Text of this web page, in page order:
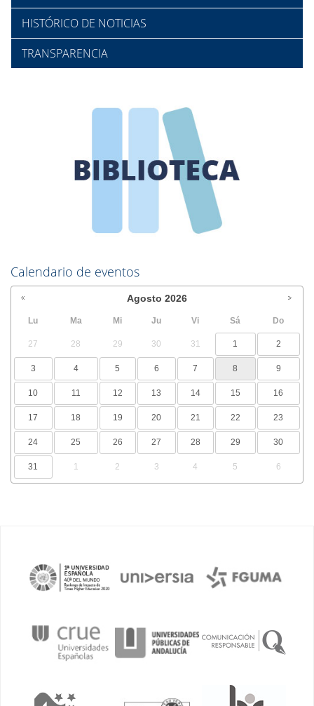
HISTÓRICO DE NOTICIAS
TRANSPARENCIA
Calendario de eventos
Agosto 2026
Lu Ma Mi Ju Vi Sá Do
27 28 29 30 31 1 2
3 4 5 6 7 8 9
10 11 12 13 14 15 16
17 18 19 20 21 22 23
24 25 26 27 28 29 30
31 1 2 3 4 5 6